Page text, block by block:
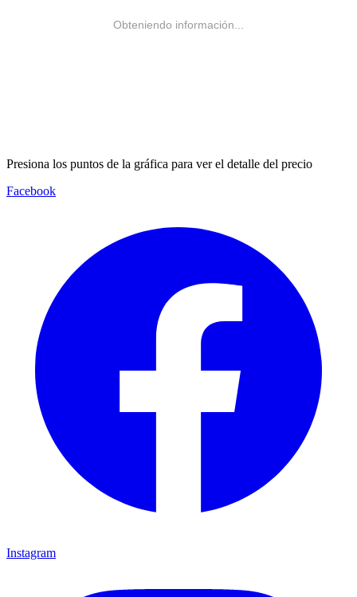
Obteniendo información...
Presiona los puntos de la gráfica para ver el detalle del precio
Facebook
Instagram